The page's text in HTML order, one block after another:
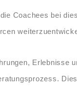
Coachees bei
Erlebnisse